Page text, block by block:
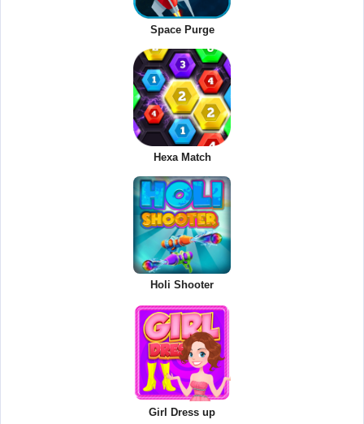
Space Purge
Hexa Match
Holi Shooter
Girl Dress up